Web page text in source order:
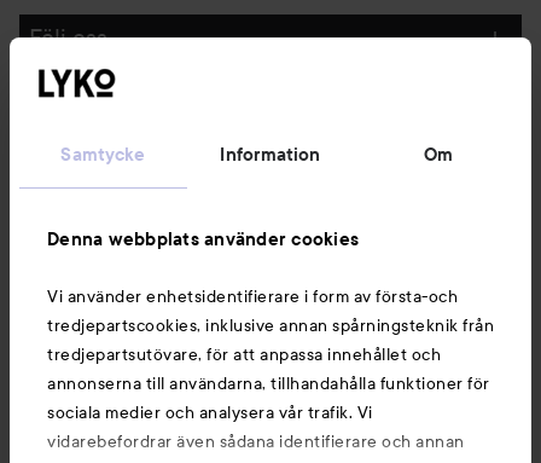
Samtycke Information Om
Denna webbplats använder cookies
Vi använder enhetsidentifierare i form av första-och
tredjepartscookies, inklusive annan spårningsteknik från
tredjepartsutövare, för att anpassa innehållet och
annonserna till användarna, tillhandahålla funktioner för
sociala medier och analysera vår trafik. Vi
vidarebefordrar även sådana identifierare och annan
Följ oss
Du kanske också gillar